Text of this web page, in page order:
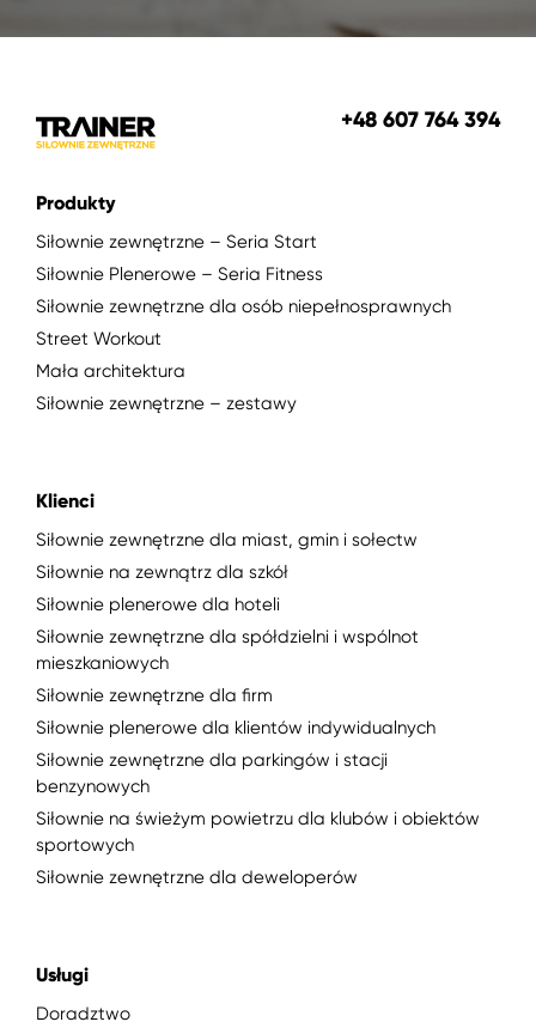
+48 607 764 394
Produkty
Siłownie zewnętrzne – Seria Start
Siłownie Plenerowe – Seria Fitness
Siłownie zewnętrzne dla osób niepełnosprawnych
Street Workout
Mała architektura
Siłownie zewnętrzne – zestawy
Klienci
Siłownie zewnętrzne dla miast, gmin i sołectw
Siłownie na zewnątrz dla szkół
Siłownie plenerowe dla hoteli
Siłownie zewnętrzne dla spółdzielni i wspólnot
mieszkaniowych
Siłownie zewnętrzne dla firm
Siłownie plenerowe dla klientów indywidualnych
Siłownie zewnętrzne dla parkingów i stacji
benzynowych
Siłownie na świeżym powietrzu dla klubów i obiektów
sportowych
Siłownie zewnętrzne dla deweloperów
Usługi
Doradztwo